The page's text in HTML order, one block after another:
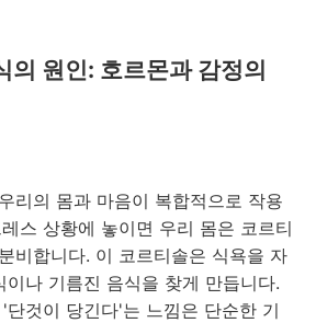
의 원인: 호르몬과 감정의
리의 몸과 마음이 복합적으로 작용
스 상황에 놓이면 우리 몸은 코르티
비합니다. 이 코르티솔은 식욕을 자
이나 기름진 음식을 찾게 만듭니다.
것이 당긴다'는 느낌은 단순한 기